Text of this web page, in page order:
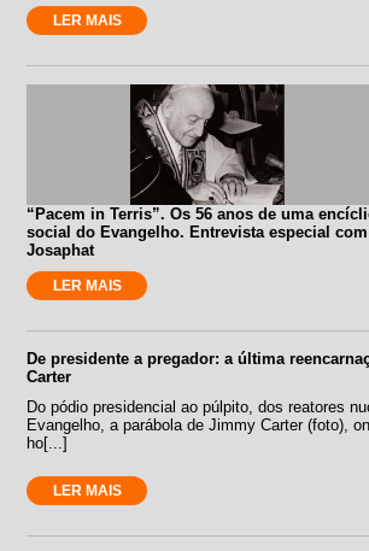
LER MAIS
“Pacem in Terris”. Os 56 anos de uma
social do Evangelho. Entrevista especial
Josaphat
LER MAIS
De presidente a pregador: a última
Carter
Do pódio presidencial ao púlpito, dos reatores
Evangelho, a parábola de Jimmy Carter (foto),
ho[...]
LER MAIS